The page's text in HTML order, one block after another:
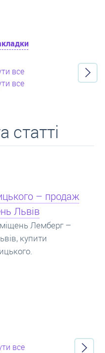
все
все
статті
іпотека
на житло під
в іпотеку – що
від Експертів
все